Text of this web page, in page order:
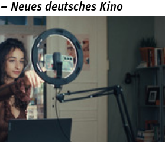
Neues deutsches Kino